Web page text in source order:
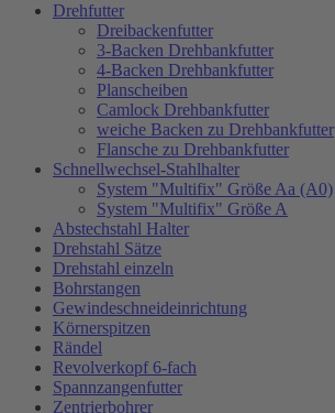
Drehfutter
Dreibackenfutter
3-Backen Drehbankfutter
4-Backen Drehbankfutter
Planscheiben
Camlock Drehbankfutter
weiche Backen zu Drehbankfutter
Flansche zu Drehbankfutter
Schnellwechsel-Stahlhalter
System "Multifix" Größe Aa (A0)
System "Multifix" Größe A
Abstechstahl Halter
Drehstahl Sätze
Drehstahl einzeln
Bohrstangen
Gewindeschneideinrichtung
Körnerspitzen
Rändel
Revolverkopf 6-fach
Spannzangenfutter
Zentrierbohrer